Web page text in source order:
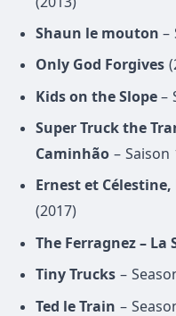
Shaun le mouton –
Only God Forgives
Kids on the Slope –
Super Truck the
Caminhão – Saison
Ernest et
(2017)
The Ferragnez – La
Tiny Trucks –
Ted le Train –